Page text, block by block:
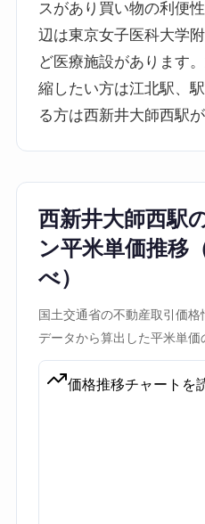
スがあり買い物の利便
辺は東京女子医科大学
ど医療施設があります
縮したい方は江北駅、
る方は西新井大師西駅
西新井大師西駅
ン平米単価推移
べ）
国土交通省の不動産取引価格
データから算出した平米単価